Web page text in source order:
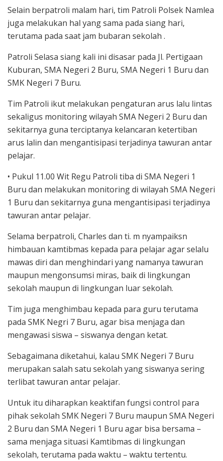
Selain berpatroli malam hari, tim Patroli Polsek Namlea
juga melakukan hal yang sama pada siang hari,
terutama pada saat jam bubaran sekolah .
Patroli Selasa siang kali ini disasar pada Jl. Pertigaan
Kuburan, SMA Negeri 2 Buru, SMA Negeri 1 Buru dan
SMK Negeri 7 Buru.
Tim Patroli ikut melakukan pengaturan arus lalu lintas
sekaligus monitoring wilayah SMA Negeri 2 Buru dan
sekitarnya guna terciptanya kelancaran ketertiban
arus lalin dan mengantisipasi terjadinya tawuran antar
pelajar.
• Pukul 11.00 Wit Regu Patroli tiba di SMA Negeri 1
Buru dan melakukan monitoring di wilayah SMA Negeri
1 Buru dan sekitarnya guna mengantisipasi terjadinya
tawuran antar pelajar.
Selama berpatroli, Charles dan ti. m nyampaiksn
himbauan kamtibmas kepada para pelajar agar selalu
mawas diri dan menghindari yang namanya tawuran
maupun mengonsumsi miras, baik di lingkungan
sekolah maupun di lingkungan luar sekolah.
Tim juga menghimbau kepada para guru terutama
pada SMK Negri 7 Buru, agar bisa menjaga dan
mengawasi siswa – siswanya dengan ketat.
Sebagaimana diketahui, kalau SMK Negeri 7 Buru
merupakan salah satu sekolah yang siswanya sering
terlibat tawuran antar pelajar.
Untuk itu diharapkan keaktifan fungsi control para
pihak sekolah SMK Negeri 7 Buru maupun SMA Negeri
2 Buru dan SMA Negeri 1 Buru agar bisa bersama –
sama menjaga situasi Kamtibmas di lingkungan
sekolah, terutama pada waktu – waktu tertentu.